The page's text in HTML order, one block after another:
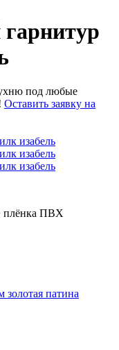
под любые
Оставить заявку на
плёнка ПВХ
золотая патина